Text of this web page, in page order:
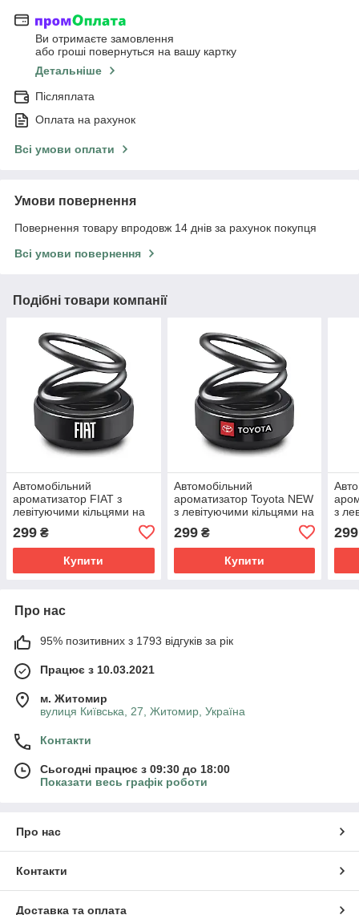
Ви отримаєте замовлення
або гроші повернуться на вашу картку
Детальніше
Післяплата
Оплата на рахунок
Всі умови оплати
Умови повернення
Повернення товару впродовж 14 днів за рахунок покупця
Всі умови повернення
Подібні товари компанії
Автомобільний
ароматизатор FIAT з
левітуючими кільцями на
299 ₴
Купити
Автомобільний
ароматизатор Toyota NEW
з левітуючими кільцями на
299₴
Купити
з
299
Про нас
95% позитивних з 1793 відгуків за рік
Працює з 10.03.2021
м. Житомир
вулиця Київська, 27, Житомир, Україна
Контакти
Сьогодні працює з 09:30 до 18:00
Показати весь графік роботи
Про нас
Контакти
Доставка та оплата